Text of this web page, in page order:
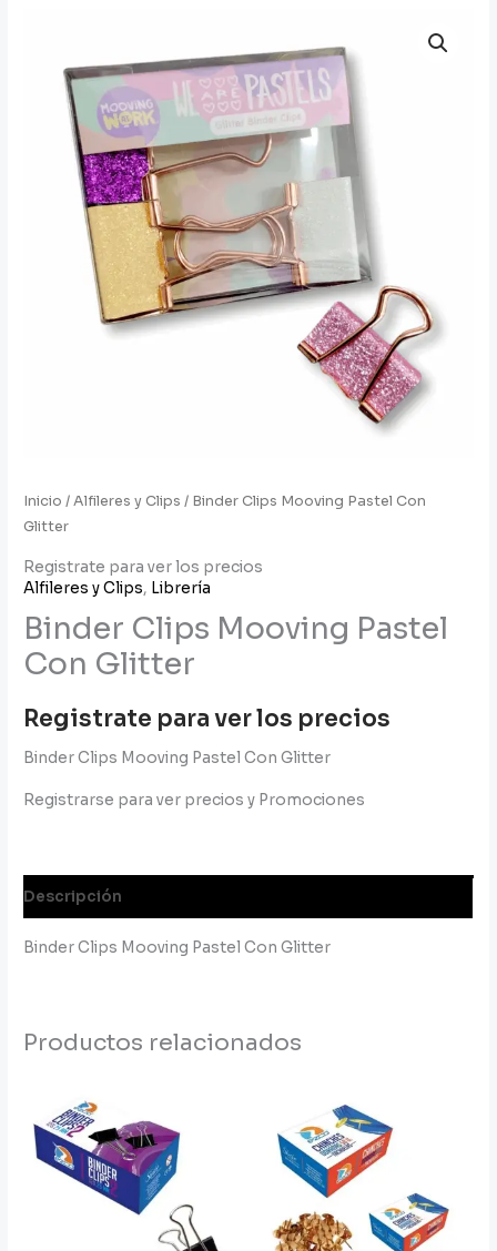
Inicio /Alfileres y Clips / Binder Clips Mooving Pastel Con
Glitter
Registrate para ver los precios
Alfileres y Clips, Librería
Binder Clips Mooving Pastel
Con Glitter
Registrate para ver los precios
Binder Clips Mooving Pastel Con Glitter
Registrarse para ver precios y Promociones
Descripción
Binder Clips Mooving Pastel Con Glitter
Productos relacionados